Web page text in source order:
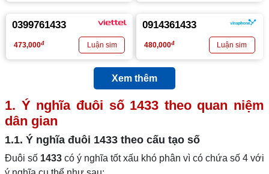
0399761433
473,000đ
0914361433
480,000đ
Xem thêm
1. Ý nghĩa đuôi số 1433 theo quan niệm
dân gian
1.1. Ý nghĩa đuôi 1433 theo cấu tạo số
Đuôi số 1433 có ý nghĩa tốt xấu khó phân vì có chứa số 4 với